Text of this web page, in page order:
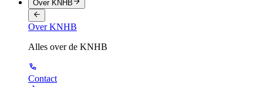
Over KNHB
Over KNHB
Alles over de KNHB
Contact